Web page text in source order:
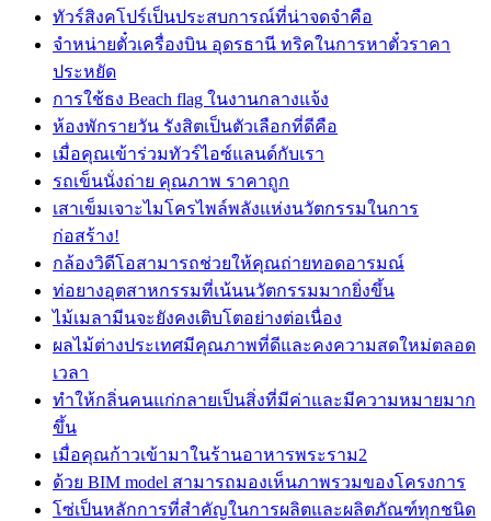
ทัวร์สิงคโปร์เป็นประสบการณ์ที่น่าจดจำคือ
จำหน่ายตั๋วเครื่องบิน อุดรธานี ทริคในการหาตั๋วราคา
ประหยัด
การใช้ธง Beach flag ในงานกลางแจ้ง
ห้องพักรายวัน รังสิตเป็นตัวเลือกที่ดีคือ
เมื่อคุณเข้าร่วมทัวร์ไอซ์แลนด์กับเรา
รถเข็นนั่งถ่าย คุณภาพ ราคาถูก
เสาเข็มเจาะไมโครไพล์พลังแห่งนวัตกรรมในการ
ก่อสร้าง!
กล้องวิดีโอสามารถช่วยให้คุณถ่ายทอดอารมณ์
ท่อยางอุตสาหกรรมที่เน้นนวัตกรรมมากยิ่งขึ้น
ไม้เมลามีนจะยังคงเติบโตอย่างต่อเนื่อง
ผลไม้ต่างประเทศมีคุณภาพที่ดีและคงความสดใหม่ตลอด
เวลา
ทำให้กลิ่นคนแก่กลายเป็นสิ่งที่มีค่าและมีความหมายมาก
ขึ้น
เมื่อคุณก้าวเข้ามาในร้านอาหารพระราม2
ด้วย BIM model สามารถมองเห็นภาพรวมของโครงการ
โซ่เป็นหลักการที่สำคัญในการผลิตและผลิตภัณฑ์ทุกชนิด